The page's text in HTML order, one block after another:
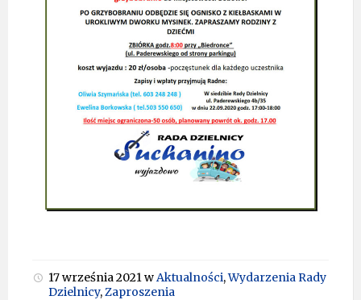
17 września 2021wAktualności,Wydarzenia Rady
Dzielnicy,Zaproszenia